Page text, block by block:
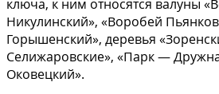
ключа, к ним относятся валуны
Никулинский», «Воробей
Горышенский», деревья
Селижаровские», «Парк —
Оковецкий».